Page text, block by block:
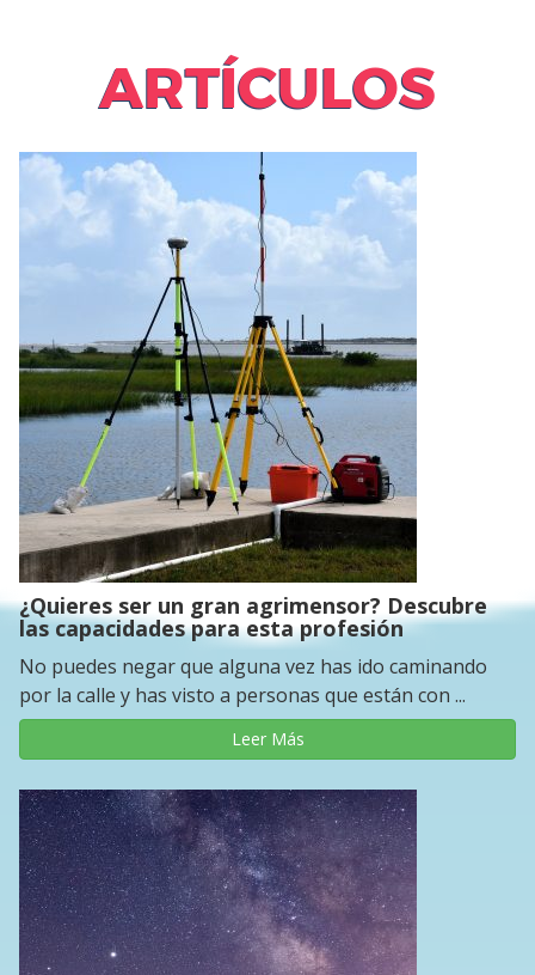
ARTÍCULOS
¿Quieres ser un gran agrimensor? Descubre
las capacidades para esta profesión
No puedes negar que alguna vez has ido caminando
por la calle y has visto a personas que están con ...
Leer Más